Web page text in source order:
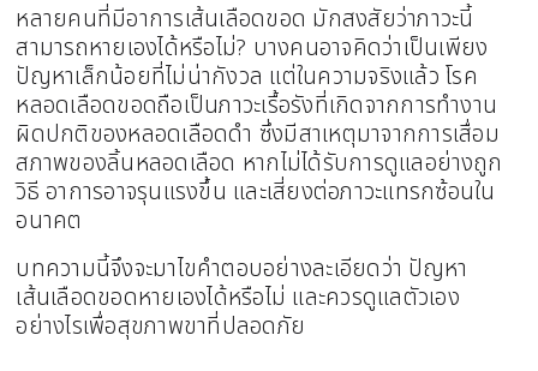
หลายคนที่มีอาการเส้นเลือดขอด มักสงสัยว่าภาวะนี้
สามารถหายเองได้หรือไม่? บางคนอาจคิดว่าเป็นเพียง
ปัญหาเล็กน้อยที่ไม่น่ากังวล แต่ในความจริงแล้ว โรค
หลอดเลือดขอดถือเป็นภาวะเรื้อรังที่เกิดจากการทำงาน
ผิดปกติของหลอดเลือดดำ ซึ่งมีสาเหตุมาจากการเสื่อม
สภาพของลิ้นหลอดเลือด หากไม่ได้รับการดูแลอย่างถูก
วิธี อาการอาจรุนแรงขึ้น และเสี่ยงต่อภาวะแทรกซ้อนใน
อนาคต
บทความนี้จึงจะมาไขคำตอบอย่างละเอียดว่า ปัญหา
เส้นเลือดขอดหายเองได้หรือไม่ และควรดูแลตัวเอง
อย่างไรเพื่อสุขภาพขาที่ปลอดภัย